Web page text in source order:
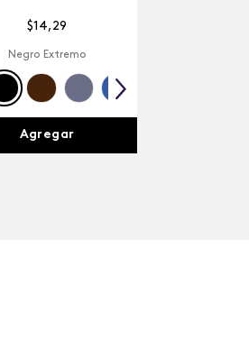
$14, 29
Negro Extremo
Agregar